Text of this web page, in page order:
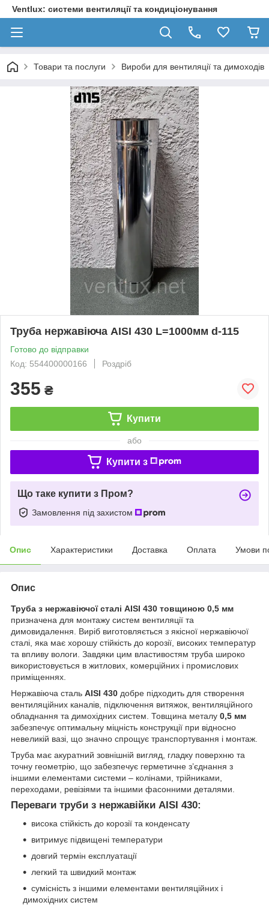
Ventlux: системи вентиляції та кондиціонування
Товари та послуги Вироби для вентиляції та димоходів
Труба нержавіюча AISI 430 L=1000мм d-115
Готово до відправки
Код: 554400000166
Роздріб
355 ₴
Купити
або
Купити з
Що таке купити з Пром?
Замовлення під захистом
Опис Характеристики Доставка Оплата Умови
Опис
Труба з нержавіючої сталі AISI 430 товщиною 0,5 мм
призначена для монтажу систем вентиляції та
димовидалення. Виріб виготовляється з якісної нержавіючої
сталі, яка має хорошу стійкість до корозії, високих температур
та впливу вологи. Завдяки цим властивостям труба широко
використовується в житлових, комерційних і промислових
приміщеннях.
Нержавіюча сталь AISI 430 добре підходить для створення
вентиляційних каналів, підключення витяжок, вентиляційного
обладнання та димохідних систем. Товщина металу 0,5 мм
забезпечує оптимальну міцність конструкції при відносно
невеликій вазі, що значно спрощує транспортування і монтаж.
Труба має акуратний зовнішній вигляд, гладку поверхню та
точну геометрію, що забезпечує герметичне з’єднання з
іншими елементами системи – колінами, трійниками,
переходами, ревізіями та іншими фасонними деталями.
Переваги труби з нержавійки AISI 430:
висока стійкість до корозії та конденсату
витримує підвищені температури
довгий термін експлуатації
легкий та швидкий монтаж
сумісність з іншими елементами вентиляційних і
димохідних систем